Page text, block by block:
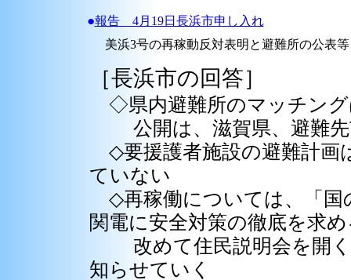
●報告 4月19日長浜市申し入れ
美浜3号の再稼動反対表明と避難所の公表等
［長浜市の回答］
◇県内避難所のマッチング
公開は、滋賀県、避難先
◇要援護者施設の避難計画
ていない
◇再稼働については、「国
関電に安全対策の徹底を求
改めて住民説明会を開く
知らせていく